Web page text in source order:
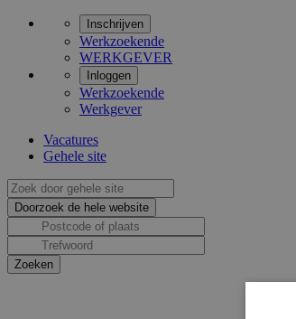
Inschrijven
Werkzoekende
WERKGEVER
Inloggen
Werkzoekende
Werkgever
Vacatures
Gehele site